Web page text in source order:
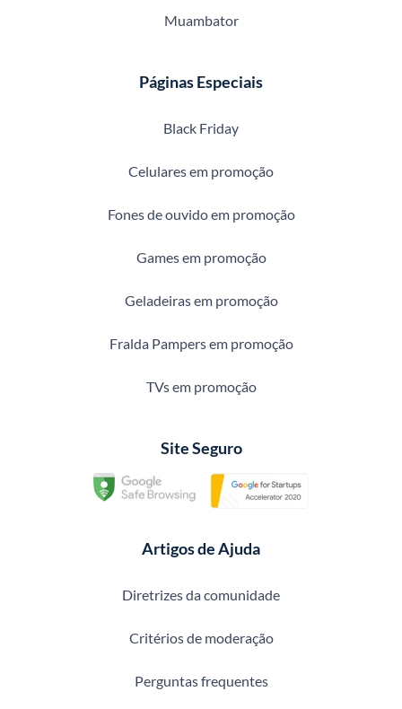
Muambator
Páginas Especiais
Black Friday
Celulares em promoção
Fones de ouvido em promoção
Games em promoção
Geladeiras em promoção
Fralda Pampers em promoção
TVs em promoção
Site Seguro
Artigos de Ajuda
Diretrizes da comunidade
Critérios de moderação
Perguntas frequentes